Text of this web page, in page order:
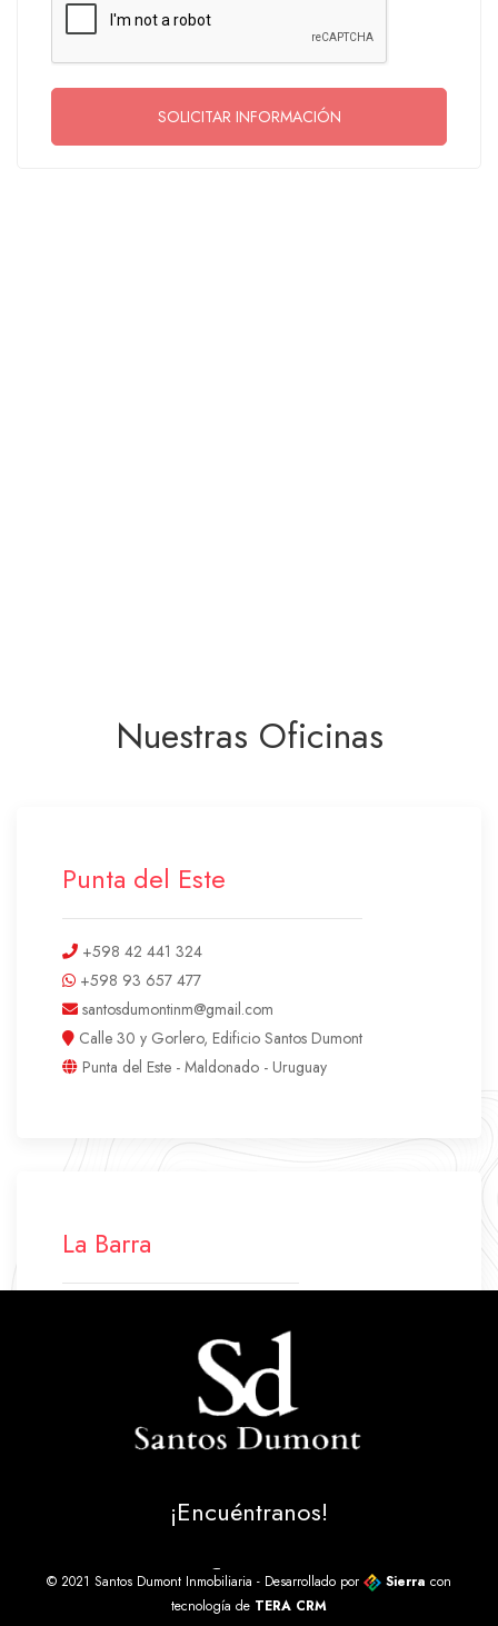
SOLICITAR INFORMACIÓN
Nuestras Oficinas
Punta del Este
+598 42 441 324
+598 93 657 477
santosdumontinm@gmail.com
Calle 30 y Gorlero, Edificio Santos Dumont
Punta del Este - Maldonado - Uruguay
La Barra
+598 94 640 045
labarra.santosdumont@gmail.com
Ruta 10 Parada 43
La Barra - Maldonado - Uruguay
¡Encuéntranos!
© 2021 Santos Dumont Inmobiliaria - Desarrollado por Sierra con
tecnología de TERA CRM